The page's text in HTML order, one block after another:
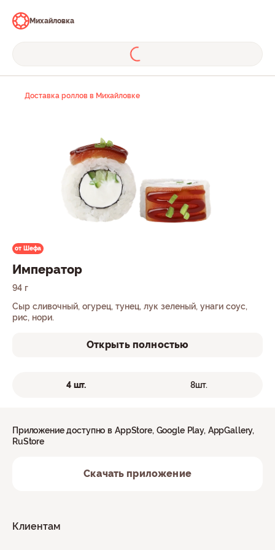
Михайловка
Доставка роллов в Михайловке
от Шефа
Император
94 г
Сыр сливочный, огурец, тунец, лук зеленый, унаги соус,
рис, нори.
Открыть полностью
4 шт. 8шт.
Клиентам
Приложение доступно в AppStore, Google Play, AppGallery,
RuStore
Скачать приложение